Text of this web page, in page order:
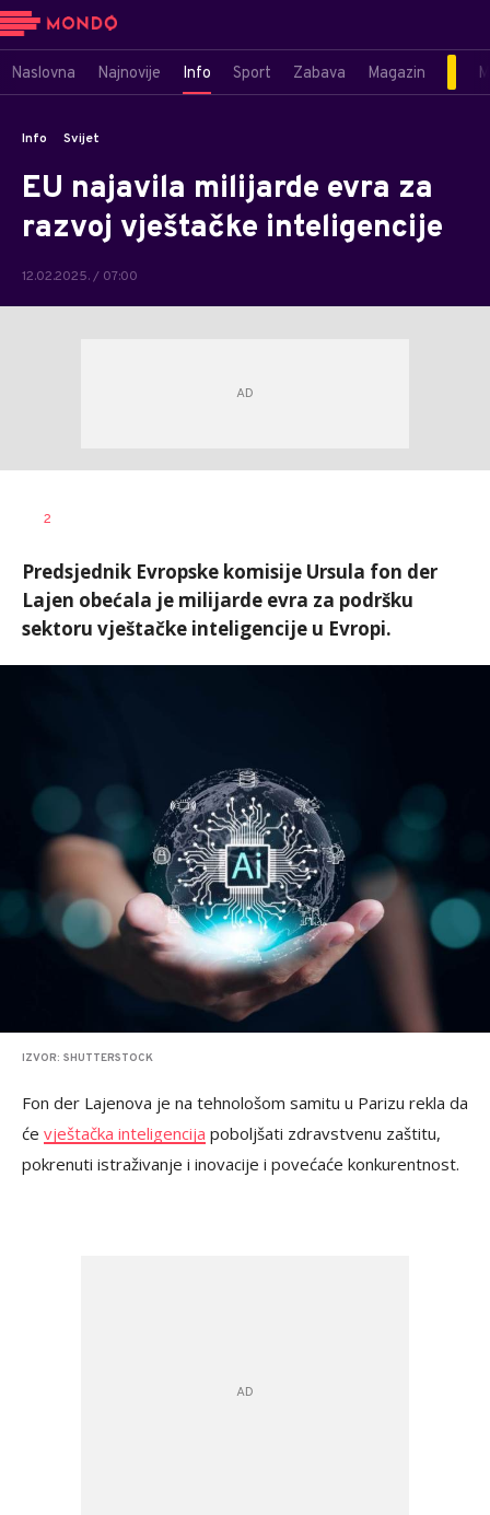
Naslovna Najnovije Info Sport Zabava Magazin
Info Svijet
EU najavila milijarde evra za
razvoj vještačke inteligencije
12.02.2025. / 07:00
AUTOR
2
Predsjednik Evropske komisije Ursula fon der
Lajen obećala je milijarde evra za podršku
sektoru vještačke inteligencije u Evropi.
IZVOR: SHUTTERSTOCK
Fon der Lajenova je na tehnološom samitu u Parizu rekla da
će vještačka inteligencija poboljšati zdravstvenu zaštitu,
pokrenuti istraživanje i inovacije i povećaće konkurentnost.